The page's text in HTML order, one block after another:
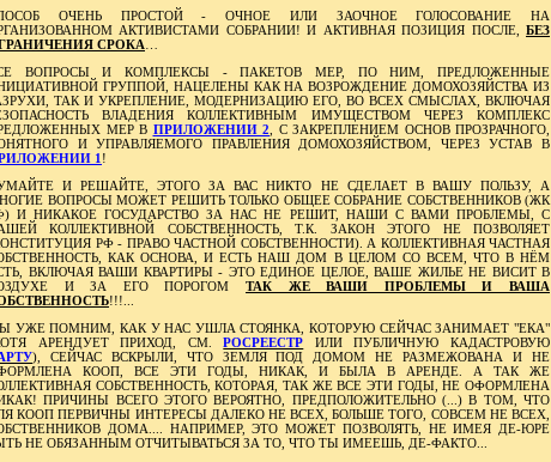
ОЧЕНЬ ПРОСТОЙ - ОЧНОЕ ИЛИ ЗАОЧНОЕ ГОЛОСОВАНИЕ НА
АКТИВИСТАМИ СОБРАНИИ! И АКТИВНАЯ ПОЗИЦИЯ ПОСЛЕ, БЕЗ
СРОКА
ВОПРОСЫ И КОМПЛЕКСЫ - ПАКЕТОВ МЕР, ПО НИМ, ПРЕДЛОЖЕННЫЕ
ГРУППОЙ, НАЦЕЛЕНЫ КАК НА ВОЗРОЖДЕНИЕ ДОМОХОЗЯЙСТВА ИЗ
ТАК И УКРЕПЛЕНИЕ, МОДЕРНИЗАЦИЮ ЕГО, ВО ВСЕХ СМЫСЛАХ, ВКЛЮЧАЯ
ВЛАДЕНИЯ КОЛЛЕКТИВНЫМ ИМУЩЕСТВОМ ЧЕРЕЗ КОМПЛЕКС
МЕР В ПРИЛОЖЕНИИ 2 , С ЗАКРЕПЛЕНИЕМ ОСНОВ ПРОЗРАЧНОГО,
И УПРАВЛЯЕМОГО ПРАВЛЕНИЯ ДОМОХОЗЯЙСТВОМ, ЧЕРЕЗ УСТАВ В
1 !
И РЕШАЙТЕ, ЭТОГО ЗА ВАС НИКТО НЕ СДЕЛАЕТ В ВАШУ ПОЛЬЗУ, А
ВОПРОСЫ МОЖЕТ РЕШИТЬ ТОЛЬКО ОБЩЕЕ СОБРАНИЕ СОБСТВЕННИКОВ (ЖК
И НИКАКОЕ ГОСУДАРСТВО ЗА НАС НЕ РЕШИТ, НАШИ С ВАМИ ПРОБЛЕМЫ, С
КОЛЛЕКТИВНОЙ СОБСТВЕННОСТЬ, Т.К. ЗАКОН ЭТОГО НЕ ПОЗВОЛЯЕТ
РФ - ПРАВО ЧАСТНОЙ СОБСТВЕННОСТИ). А КОЛЛЕКТИВНАЯ ЧАСТНАЯ
КАК ОСНОВА, И ЕСТЬ НАШ ДОМ В ЦЕЛОМ СО ВСЕМ, ЧТО В НЁМ
ВКЛЮЧАЯ ВАШИ КВАРТИРЫ - ЭТО ЕДИНОЕ ЦЕЛОЕ, ВАШЕ ЖИЛЬЕ НЕ ВИСИТ В
И ЗА ЕГО ПОРОГОМ ТАК ЖЕ ВАШИ ПРОБЛЕМЫ И ВАША
!!!...
УЖЕ ПОМНИМ, КАК У НАС УШЛА СТОЯНКА, КОТОРУЮ СЕЙЧАС ЗАНИМАЕТ "ЕКА"
АРЕНДУЕТ ПРИХОД, СМ.РОСРЕЕСТР ИЛИ ПУБЛИЧНУЮ КАДАСТРОВУЮ
), СЕЙЧАС ВСКРЫЛИ, ЧТО ЗЕМЛЯ ПОД ДОМОМ НЕ РАЗМЕЖОВАНА И НЕ
КООП, ВСЕ ЭТИ ГОДЫ, НИКАК, И БЫЛА В АРЕНДЕ. А ТАК ЖЕ
СОБСТВЕННОСТЬ, КОТОРАЯ, ТАК ЖЕ ВСЕ ЭТИ ГОДЫ, НЕ ОФОРМЛЕНА
ПРИЧИНЫ ВСЕГО ЭТОГО ВЕРОЯТНО, ПРЕДПОЛОЖИТЕЛЬНО (...) В ТОМ, ЧТО
КООП ПЕРВИЧНЫ ИНТЕРЕСЫ ДАЛЕКО НЕ ВСЕХ, БОЛЬШЕ ТОГО, СОВСЕМ НЕ ВСЕХ,
ДОМА.... НАПРИМЕР, ЭТО МОЖЕТ ПОЗВОЛЯТЬ, НЕ ИМЕЯ ДЕ-ЮРЕ
НЕ ОБЯЗАННЫМ ОТЧИТЫВАТЬСЯ ЗА ТО, ЧТО ТЫ ИМЕЕШЬ, ДЕ-ФАКТО...